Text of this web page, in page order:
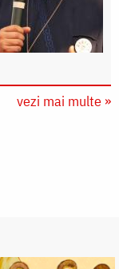
vezi mai multe »